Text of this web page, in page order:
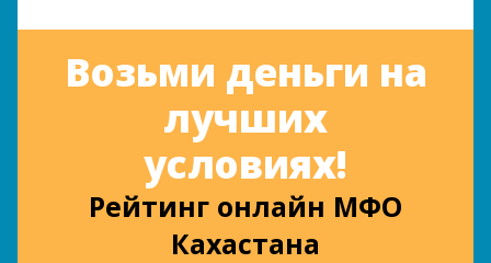
Возьми деньги на
лучших
условиях!
Рейтинг онлайн МФО
Кахастана